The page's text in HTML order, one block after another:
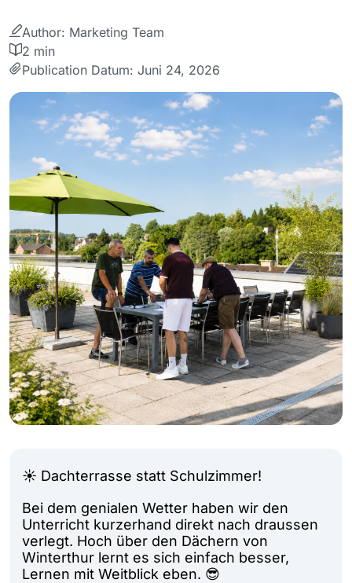
Author: Marketing Team
2 min
Publication Datum: Juni 24, 2026
☀️ Dachterrasse statt Schulzimmer!
Bei dem genialen Wetter haben wir den
Unterricht kurzerhand direkt nach draussen
verlegt. Hoch über den Dächern von
Winterthur lernt es sich einfach besser,
Lernen mit Weitblick eben. 😎